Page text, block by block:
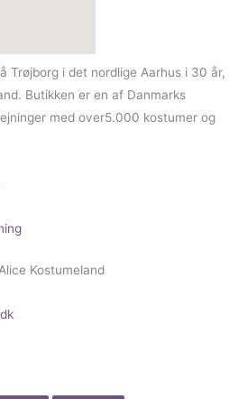
Trøjborg i det nordlige Aarhus i 30 år,
Butikken er en af Danmarks
med over5.000 kostumer og
Kostumeland